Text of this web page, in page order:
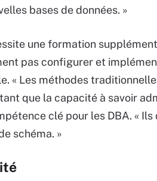
bases de données. »
une formation
pas configurer et
« Les méthodes
que la capacité à savoir
clé pour les DBA. «
schéma. »